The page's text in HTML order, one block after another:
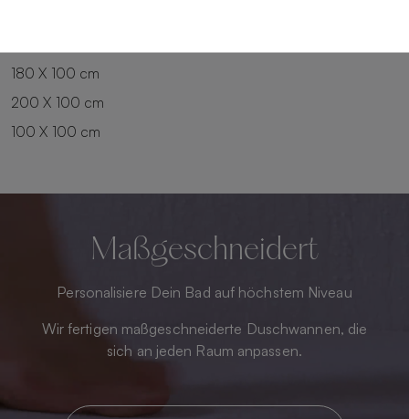
180 X 100 cm
200 X 100 cm
100 X 100 cm
Maßgeschneidert
Personalisiere Dein Bad auf höchstem Niveau
Wir fertigen maßgeschneiderte Duschwannen, die
sich an jeden Raum anpassen.